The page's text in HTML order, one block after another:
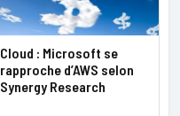
Cloud : Microsoft se
rapproche d’AWS selon
Synergy Research